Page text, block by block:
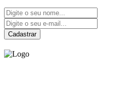
Cadastrar